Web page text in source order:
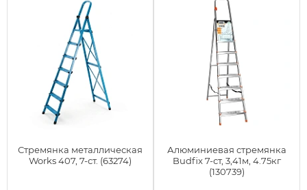
Стремянка металлическая
Works 407, 7-ст. (63274)
Алюминиевая стремянка
Budfix 7-ст, 3,41м, 4.75кг
(130739)